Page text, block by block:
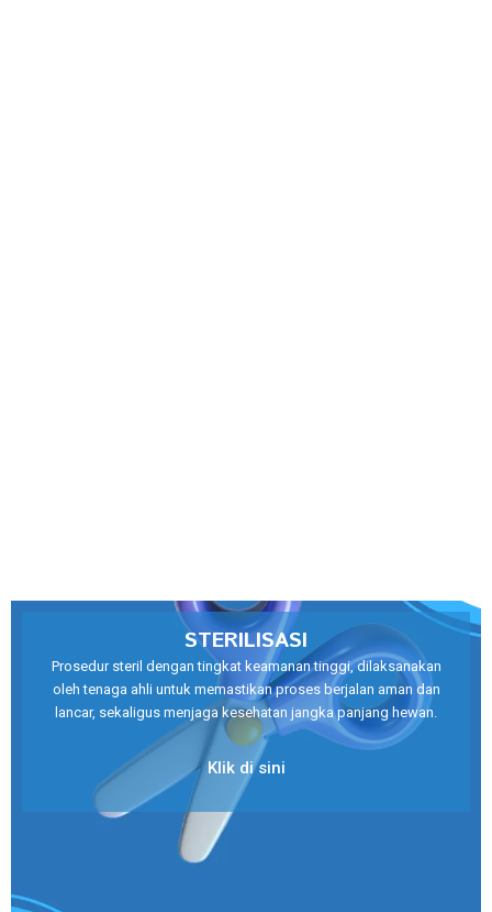
STERILISASI
Prosedur steril dengan tingkat keamanan tinggi, dilaksanakan
oleh tenaga ahli untuk memastikan proses berjalan aman dan
lancar, sekaligus menjaga kesehatan jangka panjang hewan.
Klik di sini